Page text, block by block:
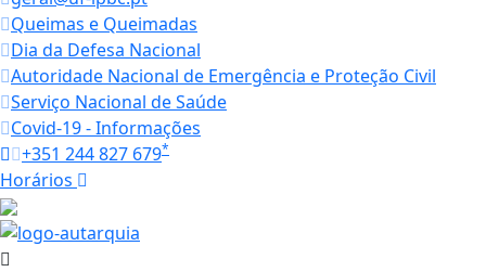
Queimas e Queimadas
Dia da Defesa Nacional
Autoridade Nacional de Emergência e Proteção Civil
Serviço Nacional de Saúde
Covid-19 - Informações
+351 244 827 679*
Horários